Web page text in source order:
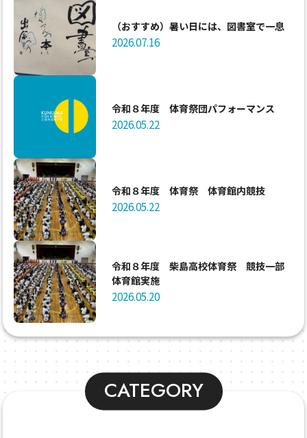
（おすすめ）暑い日には、図書室で一息
2026.07.16
令和８年度 体育祭団パフォーマンス
2026.05.22
令和８年度 体育祭 体育館内競技
2026.05.22
令和８年度 柴島高校体育祭 競技一部
体育館実施
2026.05.20
CATEGORY